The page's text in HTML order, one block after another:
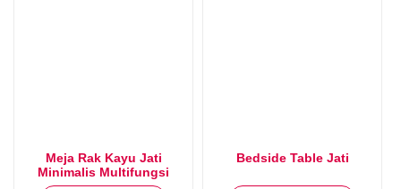
Meja Rak Kayu Jati
Minimalis Multifungsi
Bedside Table Jati